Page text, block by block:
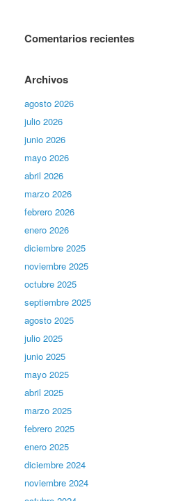
Comentarios recientes
Archivos
agosto 2026
julio 2026
junio 2026
mayo 2026
abril 2026
marzo 2026
febrero 2026
enero 2026
diciembre 2025
noviembre 2025
octubre 2025
septiembre 2025
agosto 2025
julio 2025
junio 2025
mayo 2025
abril 2025
marzo 2025
febrero 2025
enero 2025
diciembre 2024
noviembre 2024